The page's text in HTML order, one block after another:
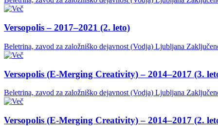
Versopolis – 2017–2021 (2. leto)
Beletrina, zavod za založniško dejavnost (Vodja) Ljubljana
Versopolis (E-Merging Creativity) – 2014–2017 (3.
Beletrina, zavod za založniško dejavnost (Vodja) Ljubljana
Versopolis (E-Merging Creativity) – 2014–2017 (2.